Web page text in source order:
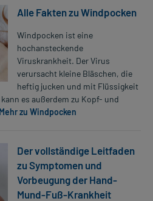
Alle Fakten zu Windpocken
Windpocken ist eine
hochansteckende
Viruskrankheit. Der Virus
verursacht kleine Bläschen, die
heftig jucken und mit Flüssigkeit
es außerdem zu Kopf- und
Mehr zu Windpocken
Der vollständige Leitfaden
zu Symptomen und
Vorbeugung der Hand-
Mund-Fuß-Krankheit